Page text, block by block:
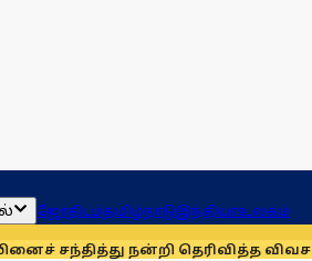
ஜோதிடம்தமிழ்நாடுஇந்தியாஉலகம்
நன்றி தெரிவித்த விவசாயிகள்!